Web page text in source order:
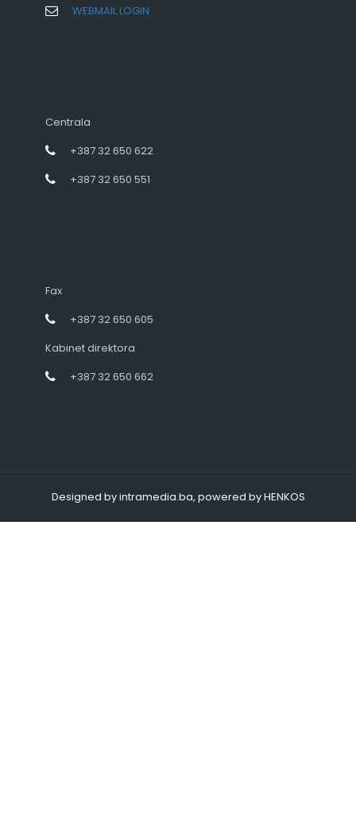
WEBMAIL LOGIN
Centrala
+387 32 650 622
+387 32 650 551
Fax
+387 32 650 605
Kabinet direktora
+387 32 650 662
Designed by intramedia.ba, powered by HENKOS